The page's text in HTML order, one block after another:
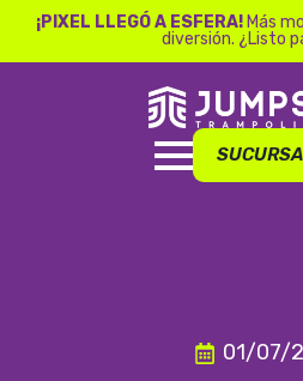
¡PIXEL LLEGÓ A ESFERA!Más
diversión. ¿Listo
01/07/